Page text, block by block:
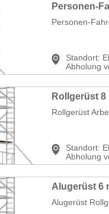
Personen-
Standort:
Abholung
Rollgerüst
Standort:
Abholung
Alugerüst